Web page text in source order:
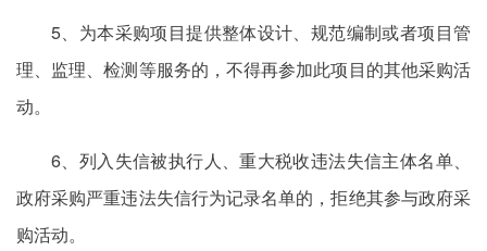
5、为本采购项目提供整体设计、规范编制或者项目管
理、监理、检测等服务的，不得再参加此项目的其他采购活
动。
6、列入失信被执行人、重大税收违法失信主体名单、
政府采购严重违法失信行为记录名单的，拒绝其参与政府采
购活动。